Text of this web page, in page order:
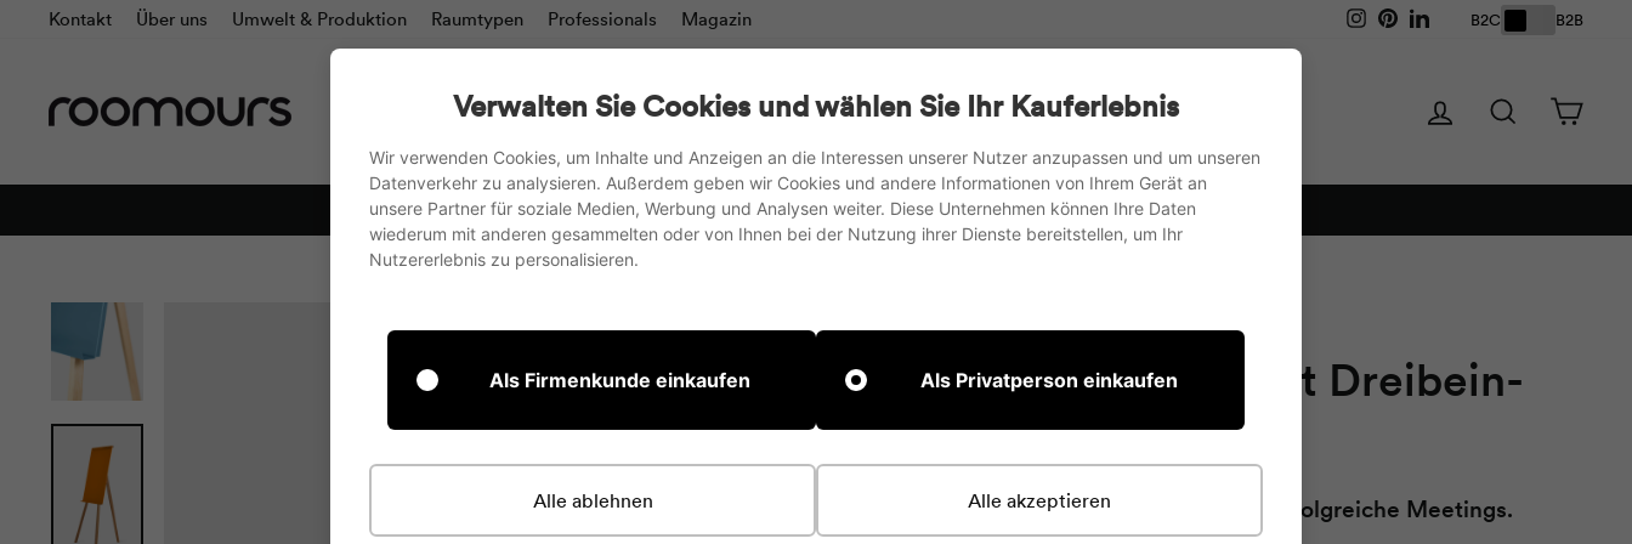
Direkt
Verwalten Sie Cookies und wählen Sie Ihr Kauferlebnis
Wir verwenden Cookies, um Inhalte und Anzeigen an die Interessen unserer Nutzer anzupassen und um unseren
Datenverkehr zu analysieren. Außerdem geben wir Cookies und andere Informationen von Ihrem Gerät an
unsere Partner für soziale Medien, Werbung und Analysen weiter. Diese Unternehmen können Ihre Daten
wiederum mit anderen gesammelten oder von Ihnen bei der Nutzung ihrer Dienste bereitstellen, um Ihr
Nutzererlebnis zu personalisieren.
Als Firmenkunde einkaufen Als Privatperson einkaufen
Alle ablehnen Alle akzeptieren
Kontakt Über uns Umwelt & Produktion Raumtypen Professionals Magazin Instagram
PinterestLinkedIn
B2C B2B
EinloggenSuche
Pause
Vorkasse mit 3% Skonto oder Rechnungskauf
Startseite / Kollektionen / Topseller
Flipchart Charter mit Dreibein-
Stativ
Charter - Das elegante Flipchart für erfolgreiche Meetings.